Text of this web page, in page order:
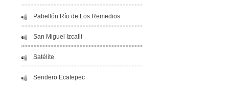
Pabellón Río de Los Remedios
San Miguel Izcalli
Satélite
Sendero Ecatepec